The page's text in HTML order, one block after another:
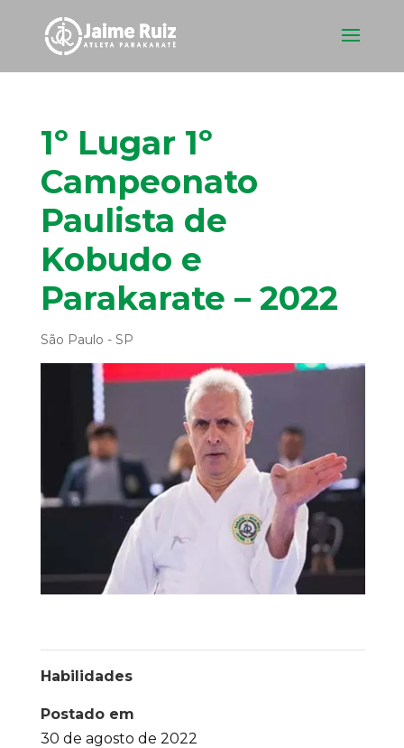
1º Lugar 1º
Campeonato
Paulista de
Kobudo e
Parakarate – 2022
São Paulo - SP
Habilidades
Postado em
30 de agosto de 2022